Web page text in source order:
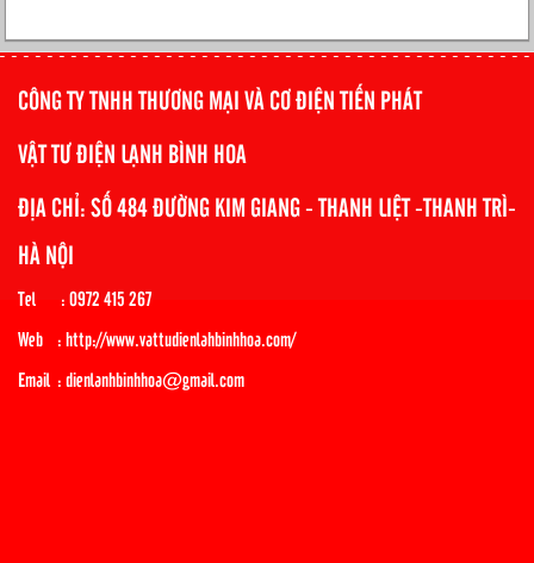
CÔNG TY TNHH THƯƠNG MẠI VÀ CƠ ĐIỆN TIẾN PHÁT
VẬT TƯ ĐIỆN LẠNH BÌNH HOA
ĐỊA CHỈ: SỐ 484 ĐƯỜNG KIM GIANG - THANH LIỆT -THANH TRÌ-
HÀ NỘI
Tel : 0972 415 267
Web : http://www.vattudienlahbinhhoa.com/
Email : dienlanhbinhhoa@gmail.com